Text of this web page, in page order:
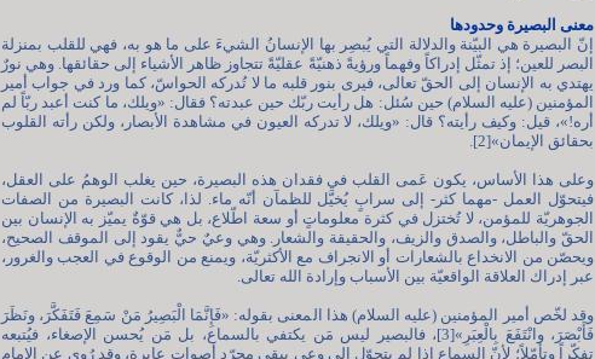
معنى البصيرة وحدودها
إنّ البصيرة هي البيّنة والدلالة التي يُبصِر بها الإنسانُ الشيءَ على ما هو به، فهي للقلب بمنزلة
البصر للعين؛ إذ تمثّل إدراكاً وفهماً ورؤيةً ذهنيّةً عقليّةً تتجاوز ظاهر الأشياء إلى حقائقها. وهي نورٌ
يهتدي به الإنسان إلى الحقّ تعالى، فيرى بنور قلبه ما لا تُدركه الحواسّ، كما ورد في جواب أمير
المؤمنين (عليه السلام) حين سُئل: هل رأيت ربّك حين عبدته؟ فقال: «ويلك، ما كنت أعبد ربّاً لم
أره!»، قيل: وكيف رأيته؟ قال: «ويلك، لا تدركه العيون في مشاهدة الأبصار، ولكن رأته القلوب
بحقائق الإيمان»[2].
وعلى هذا الأساس، يكون عَمى القلب في فقدان هذه البصيرة، حين يغلب الوهمُ على العقل،
فيتحوّل العمل -مهما كثر- إلى سرابٍ يُخيَّل للظمآن أنّه ماء. لذا، كانت البصيرة من الصفات
الجوهريّة للمؤمن، لا تُختزل في كثرة معلوماتٍ أو سعة اطّلاع، بل هي قوّةٌ يميّز به الإنسان بين
الحقّ والباطل، والصدق والزيف، والحقيقة والشعار. وهي وعيٌ حيٌّ يقود إلى الموقف الصحيح،
ويحصّن من الانخداع بالشعارات أو الانجراف مع الأكثريّة، ويمنع من الوقوع في العجب والغرور،
عبر إدراك العلاقة الواقعيّة بين الأسباب وإرادة الله تعالى.
وقد لخّص أمير المؤمنين (عليه السلام) هذا المعنى بقوله: «فَإِنَّمَا الْبَصِيرُ مَنْ سَمِعَ فَتَفَكَّرَ، ونَظَرَ
فَأَبْصَرَ، وانْتَفَعَ بِالْعِبَرِ»[3]، فالبصير ليس مَن يكتفي بالسماع، بل مَن يُحسن الإصغاء، فيُتبعه
تفكّراً وتأمّلاً؛ لأنّ السماع إذا لم يتحوّل إلى وعيٍ يبقى مجرّد أصواتٍ عابرة، وقد رُوي عن الإمام